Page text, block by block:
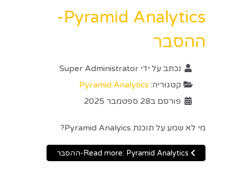
Pyramid Analytics-
ההסבר
נכתב על ידי Super Administrator
קטגוריה: Pyramid Analytics
פורסם ב28 ספטמבר 2025
מי לא שמע על תוכנת Pyramid Analyics?